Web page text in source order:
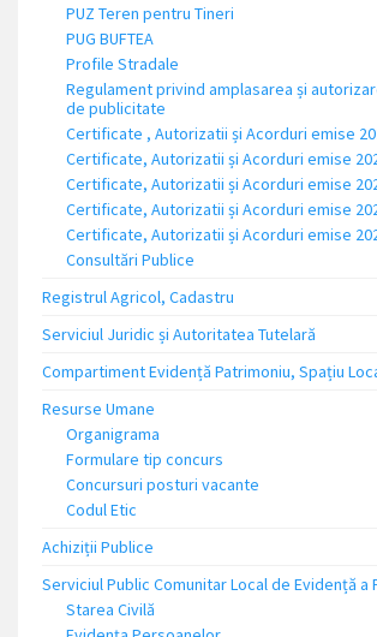
PUZ Teren pentru Tineri
PUG BUFTEA
Profile Stradale
Regulament privind amplasarea și
de publicitate
Certificate , Autorizatii și Acorduri emise
Certificate, Autorizatii și Acorduri emise
Certificate, Autorizatii și Acorduri emise
Certificate, Autorizatii și Acorduri emise
Certificate, Autorizatii și Acorduri emise
Consultări Publice
Registrul Agricol, Cadastru
Serviciul Juridic și Autoritatea Tutelară
Compartiment Evidență Patrimoniu, Spațiu
Resurse Umane
Organigrama
Formulare tip concurs
Concursuri posturi vacante
Codul Etic
Achiziții Publice
Serviciul Public Comunitar Local de Evidență a
Starea Civilă